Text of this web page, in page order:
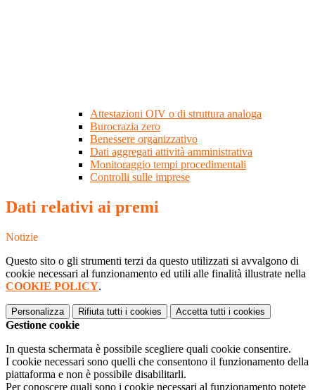
Attestazioni OIV o di struttura analoga
Burocrazia zero
Benessere organizzativo
Dati aggregati attività amministrativa
Monitoraggio tempi procedimentali
Controlli sulle imprese
Dati relativi ai premi
Notizie
Questo sito o gli strumenti terzi da questo utilizzati si avvalgono di
cookie necessari al funzionamento ed utili alle finalità illustrate nella
COOKIE POLICY.
Personalizza Rifiuta tutti i cookies Accetta tutti i cookies
Gestione cookie
In questa schermata è possibile scegliere quali cookie consentire.
I cookie necessari sono quelli che consentono il funzionamento della
piattaforma e non è possibile disabilitarli.
Per conoscere quali sono i cookie necessari al funzionamento potete